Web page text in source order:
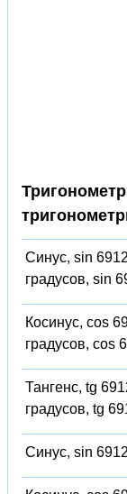
Синус, sin 6912
градусов, sin
Косинус, cos
градусов, cos
Тангенс, tg
градусов, tg
Синус, sin